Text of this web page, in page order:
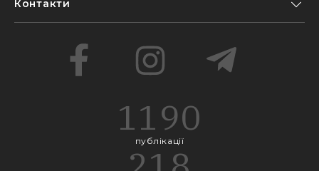
Контакти
1190
публікації